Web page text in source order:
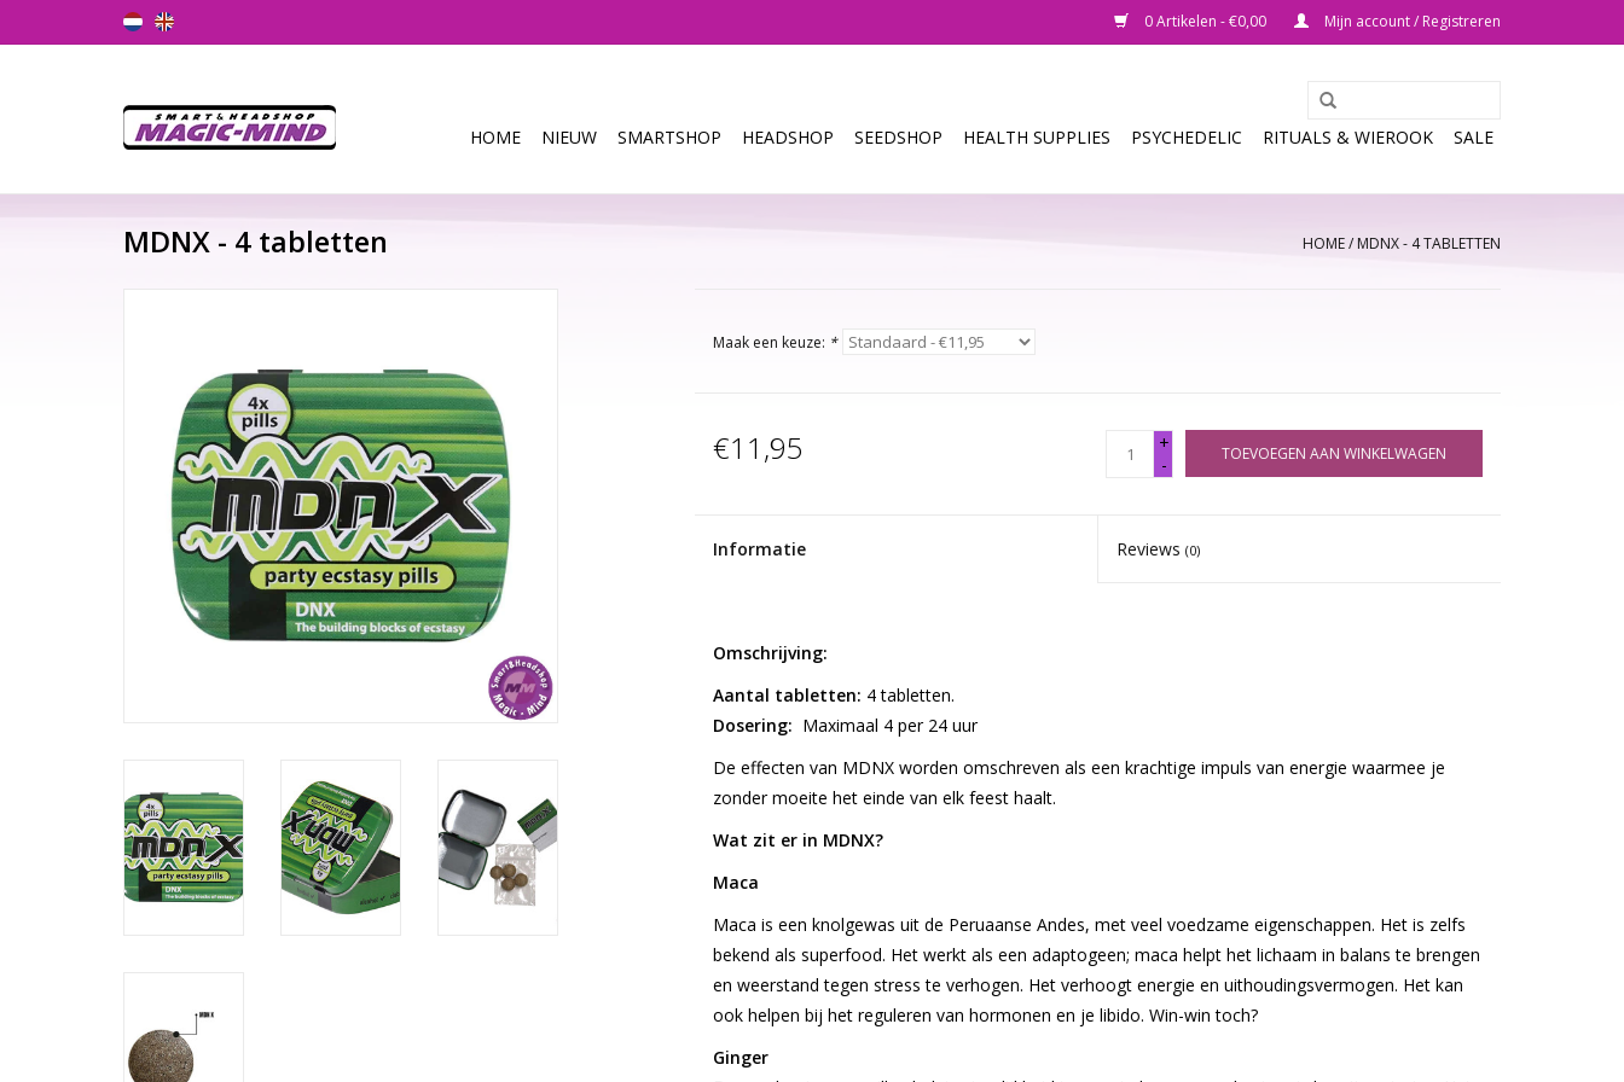
0 Artikelen - €0,00 Mijn account / Registreren
HOME NIEUW SMARTSHOP HEADSHOP SEEDSHOP HEALTH SUPPLIES PSYCHEDELIC RITUALS & WIEROOK SALE
MDNX - 4 tabletten HOME/MDNX - 4 TABLETTEN
Maak een keuze: *
€11,95
+
-
TOEVOEGEN AAN WINKELWAGEN
Informatie Reviews(0)
Omschrijving:
Aantal tabletten: 4 tabletten.
Dosering: Maximaal 4 per 24 uur
De effecten van MDNX worden omschreven als een krachtige impuls van energie waarmee je
zonder moeite het einde van elk feest haalt.
Wat zit er in MDNX?
Maca
Maca is een knolgewas uit de Peruaanse Andes, met veel voedzame eigenschappen. Het is zelfs
bekend als superfood. Het werkt als een adaptogeen; maca helpt het lichaam in balans te brengen
en weerstand tegen stress te verhogen. Het verhoogt energie en uithoudingsvermogen. Het kan
ook helpen bij het reguleren van hormonen en je libido. Win-win toch?
Ginger